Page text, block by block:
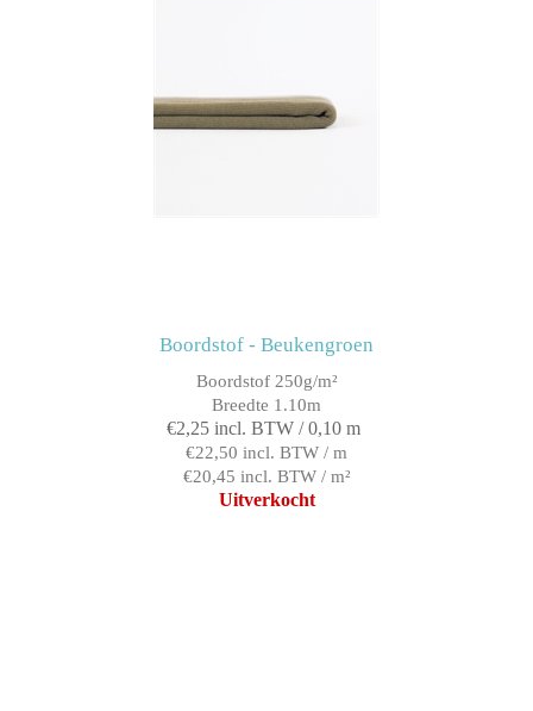
Boordstof - Beukengroen
Boordstof 250g/m²
Breedte 1.10m
€2,25 incl. BTW / 0,10 m
€22,50 incl. BTW / m
€20,45 incl. BTW / m²
Uitverkocht